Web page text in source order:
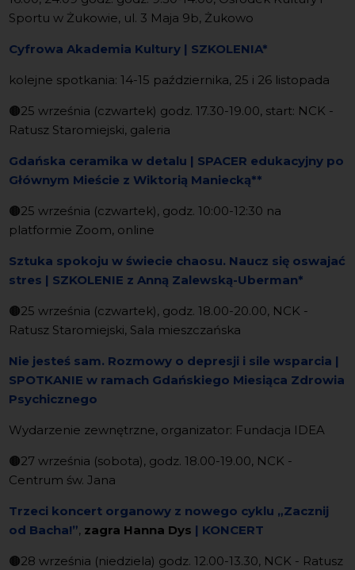
Sportu w Żukowie, ul. 3 Maja 9b, Żukowo
Cyfrowa Akademia Kultury | SZKOLENIA*
kolejne spotkania: 14-15 października, 25 i 26 listopada
🟤25 września (czwartek) godz. 17.30-19.00, start: NCK -
Ratusz Staromiejski, galeria
Gdańska ceramika w detalu | SPACER edukacyjny po
Głównym Mieście z Wiktorią Maniecką**
🟤25 września (czwartek), godz. 10:00-12:30 na
platformie Zoom, online
Sztuka spokoju w świecie chaosu. Naucz się oswajać
stres | SZKOLENIE z Anną Zalewską-Uberman*
🟤25 września (czwartek), godz. 18.00-20.00, NCK -
Ratusz Staromiejski, Sala mieszczańska
Nie jesteś sam. Rozmowy o depresji i sile wsparcia |
SPOTKANIE w ramach Gdańskiego Miesiąca Zdrowia
Psychicznego
Wydarzenie zewnętrzne, organizator: Fundacja IDEA
🟤27 września (sobota), godz. 18.00-19.00, NCK -
Centrum św. Jana
Trzeci koncert organowy z nowego cyklu „Zacznij
od Bacha!”, zagra Hanna Dys | KONCERT
🟤28 września (niedziela) godz. 12.00-13.30, NCK - Ratusz